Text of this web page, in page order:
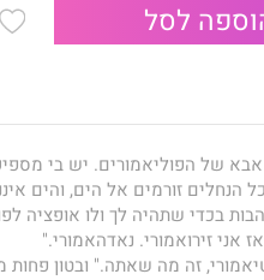
לסל
אבא של הפוליאמורים. יש בי
כל הנחלים זורמים אל הים, והים
בכדי שתהיה לך ולו אופציה
אני זירואמורי. נאדהאמורי."
זה מה שאתה." ובטון פחות